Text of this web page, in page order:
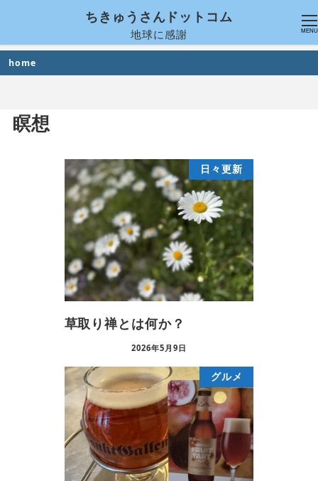
ちきゅうさんドットコム
地球に感謝 MENU
home
瞑想
日々更新
草取り禅とは何か？
2026年5月9日
グルメ